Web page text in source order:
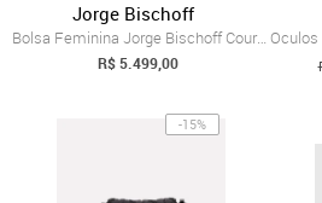
Jorge Bischoff
Bolsa Feminina Jorge Bischoff Couro Cobr...
R$ 5.499,00
-15%